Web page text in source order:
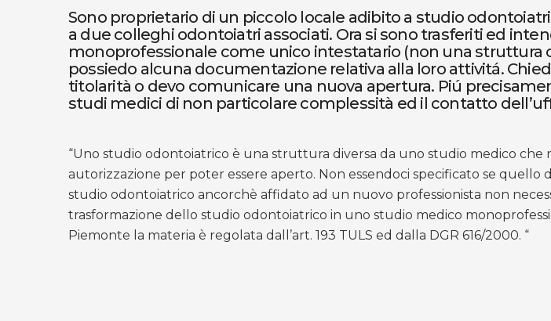
Sono proprietario di un piccolo locale adibito a studio
a due colleghi odontoiatri associati. Ora si sono trasferiti ed
monoprofessionale come unico intestatario (non una
possiedo alcuna documentazione relativa alla loro attivitá.
titolarità o devo comunicare una nuova apertura. Piú
studi medici di non particolare complessità ed il contatto
“Uno studio odontoiatrico è una struttura diversa da uno studio medico
autorizzazione per poter essere aperto. Non essendoci specificato se
studio odontoiatrico ancorchè affidato ad un nuovo professionista non
trasformazione dello studio odontoiatrico in uno studio medico
Piemonte la materia è regolata dall’art. 193 TULS ed dalla DGR 616/2000. “